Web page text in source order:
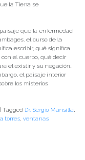
la Tierra se
que la enfermedad
el curso de la
escribir, qué significa
el cuerpo, qué decir
el existir y su negación.
el paisaje interior
los misterios
| Tagged Dr. Sergio Mansilla
torres ventanas